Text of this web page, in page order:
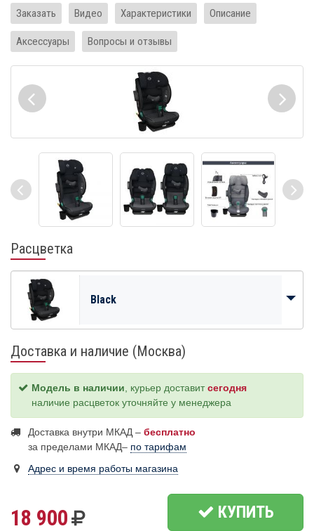
Заказать Видео Характеристики Описание
Аксессуары Вопросы и отзывы
Расцветка
Black
Доставка и наличие (Москва)
Модель в наличии , курьер доставитсегодня
наличие расцветок уточняйте у менеджера
Доставка внутри МКАД – бесплатно
за пределами МКАД– по тарифам
Адрес и время работы магазина
18 900 КУПИТЬ